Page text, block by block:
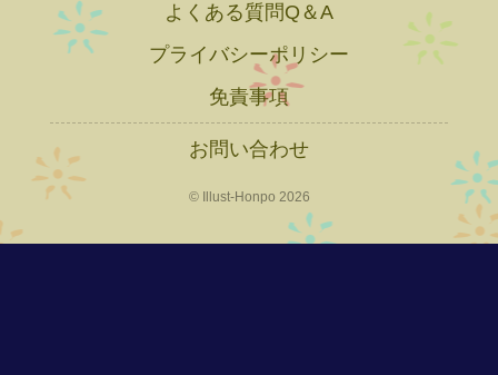
よくある質問Q＆A
プライバシーポリシー
免責事項
お問い合わせ
© Illust-Honpo 2026